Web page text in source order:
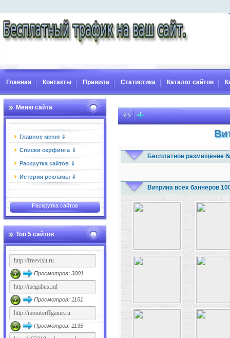
Главная Контакты Правила Статистика Каталог сайтов
Меню сайта
Главное меню ⇓
Списки серфинга ⇓
Раскрутка сайтов ⇓
История рекламы ⇓
Раскрутка сайтов
Топ 5 сайтов
Просмотров: 3001
Просмотров: 1151
Просмотров: 1135
Бесплатное размещение
Витрина всех баннеров